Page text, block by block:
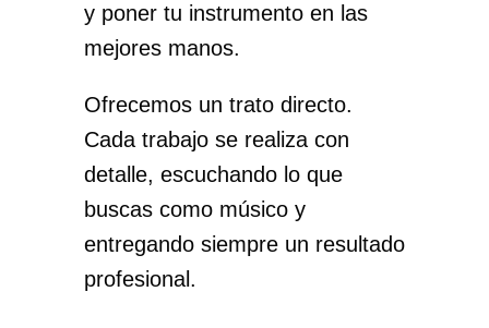
y poner tu instrumento en las
mejores manos.
Ofrecemos un trato directo.
Cada trabajo se realiza con
detalle, escuchando lo que
buscas como músico y
entregando siempre un resultado
profesional.